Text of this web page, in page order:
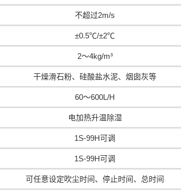
不超过2m/s
±0.5℃/±2℃
2～4kg/m³
干燥滑石粉、硅酸盐水泥、烟囱灰等
60～600L/H
电加热升温除湿
1S-99H可调
1S-99H可调
可任意设定吹尘时间、停止时间、总时间